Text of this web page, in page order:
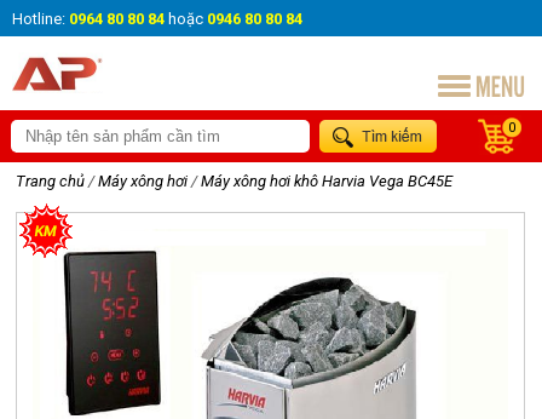
Hotline: 0964 80 80 84 hoặc 0946 80 80 84
0
Trang chủ / Máy xông hơi / Máy xông hơi khô Harvia Vega BC45E